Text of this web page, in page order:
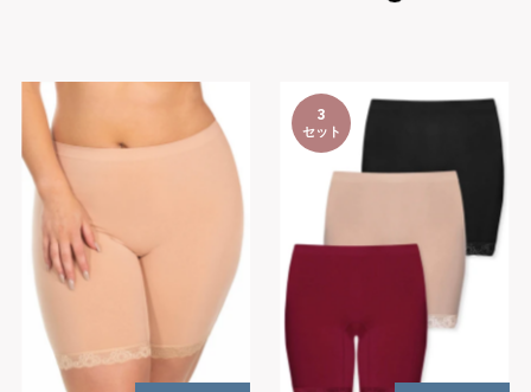
3
セット